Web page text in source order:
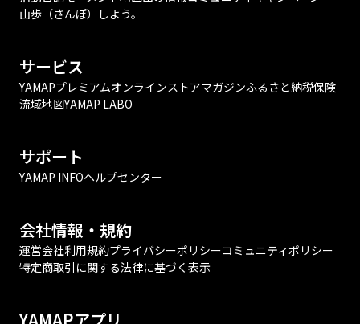
山歩（さんぽ）しよう。
サービス
YAMAPプレミアムオンラインストアマガジンふるさと納税保険
流域地図YAMAP LABO
サポート
YAMAP INFOヘルプセンター
会社情報・規約
運営会社利用規約プライバシーポリシーコミュニティポリシー
特定商取引に関する法律に基づく表示